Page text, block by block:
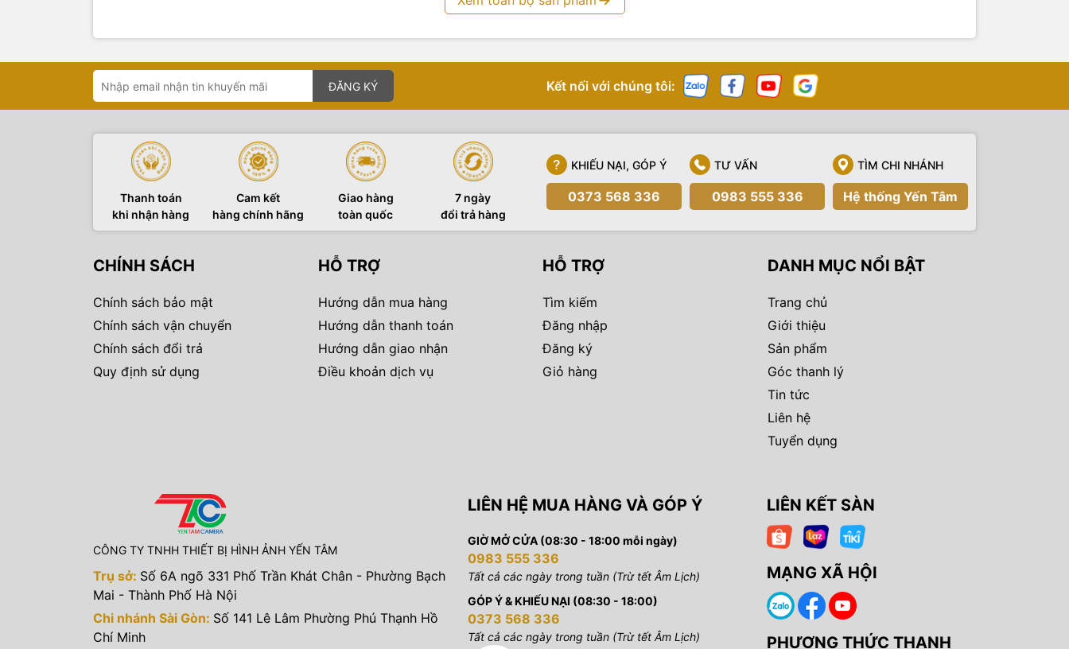
ĐĂNG KÝ Kết nối với chúng tôi:
Thanh toán
khi nhận hàng
Cam kết
hàng chính hãng
Giao hàng
toàn quốc
7 ngày
đổi trả hàng
KHIẾU NẠI, GÓP Ý
0373 568 336
TƯ VẤN
0983 555 336
TÌM CHI NHÁNH
Hệ thống Yến Tâm
CHÍNH SÁCH
Chính sách bảo mật
Chính sách vận chuyển
Chính sách đổi trả
Quy định sử dụng
HỖ TRỢ
Hướng dẫn mua hàng
Hướng dẫn thanh toán
Hướng dẫn giao nhận
Điều khoản dịch vụ
HỖ TRỢ
Tìm kiếm
Đăng nhập
Đăng ký
Giỏ hàng
DANH MỤC NỔI BẬT
Trang chủ
Giới thiệu
Sản phẩm
Góc thanh lý
Tin tức
Liên hệ
Tuyển dụng
CÔNG TY TNHH THIẾT BỊ HÌNH ẢNH YẾN TÂM
Trụ sở: Số 6A ngõ 331 Phố Trần Khát Chân - Phường Bạch
Mai - Thành Phố Hà Nội
Chi nhánh Sài Gòn: Số 141 Lê Lâm Phường Phú Thạnh Hồ
Chí Minh
LIÊN HỆ MUA HÀNG VÀ GÓP Ý
GIỜ MỞ CỬA (08:30 - 18:00 mỗi ngày)
0983 555 336
Tất cả các ngày trong tuần (Trừ tết Âm Lịch)
GÓP Ý & KHIẾU NẠI (08:30 - 18:00)
0373 568 336
Tất cả các ngày trong tuần (Trừ tết Âm Lịch)
LIÊN KẾT SÀN
MẠNG XÃ HỘI
PHƯƠNG THỨC THANH